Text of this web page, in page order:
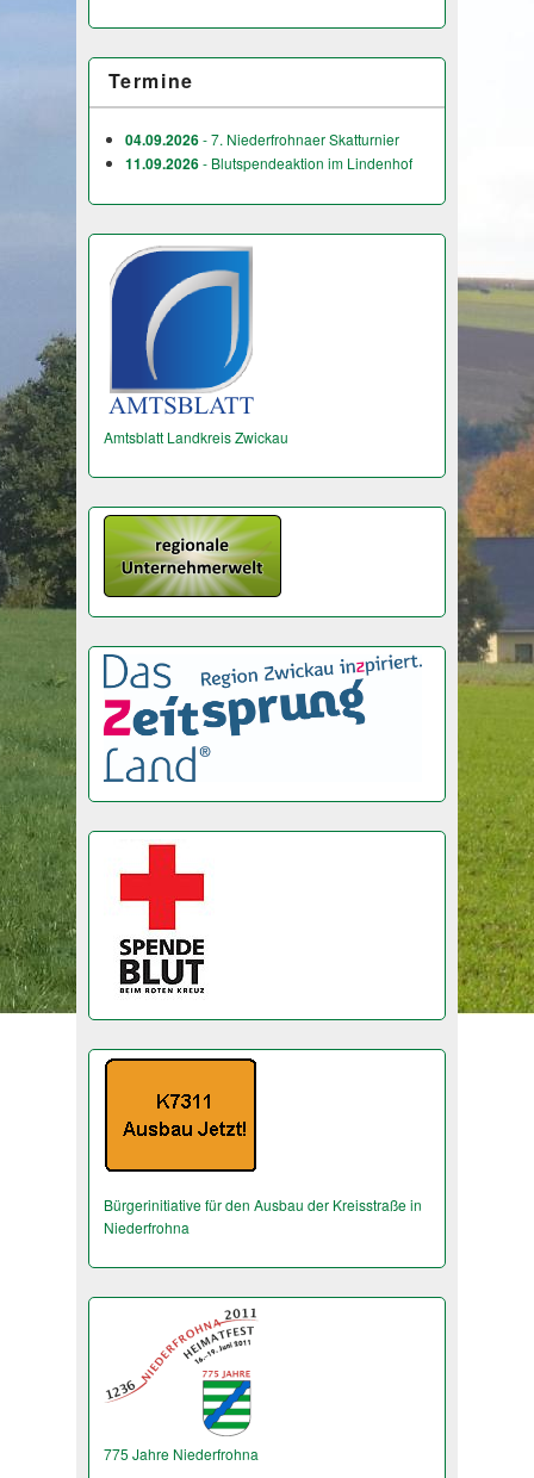
Termine
04.09.2026- 7. Niederfrohnaer Skatturnier
11.09.2026- Blutspendeaktion im Lindenhof
Amtsblatt Landkreis Zwickau
Bürgerinitiative für den Ausbau der Kreisstraße in
Niederfrohna
775 Jahre Niederfrohna